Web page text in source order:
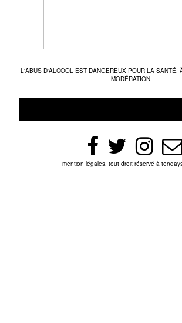
L'ABUS D'ALCOOL EST DANGEREUX POUR LA SANTÉ.
MODÉRATION.
mention légales, tout droit réservé à